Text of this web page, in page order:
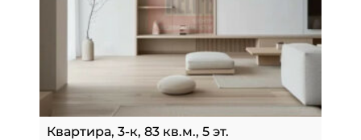
Квартира, 3-к, 83 кв.м., 5 эт.